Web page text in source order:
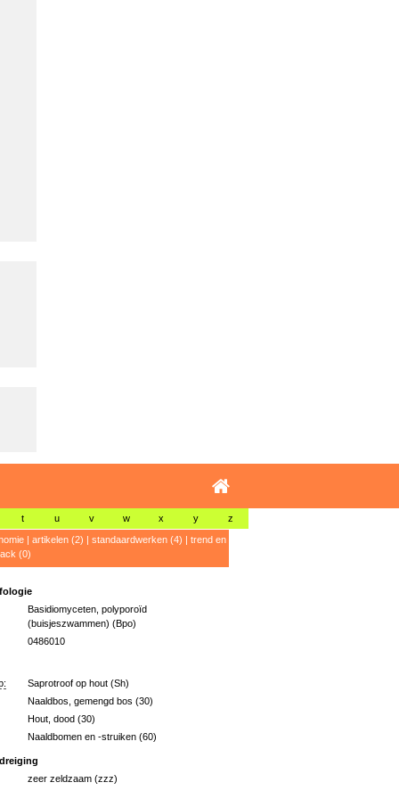
t u v w x y z
| artikelen (2) | standaardwerken (4) | trend en
(0)
Basidiomyceten, polyporoïd
(buisjeszwammen) (Bpo)
0486010
Saprotroof op hout (Sh)
Naaldbos, gemengd bos (30)
Hout, dood (30)
Naaldbomen en -struiken (60)
zeer zeldzaam (zzz)